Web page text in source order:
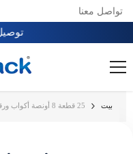
تخطي إلى المحتوى
تواصل معنا
بيت 25 قطعة 8 أونصة أكواب ورقية بتصميم بسيط